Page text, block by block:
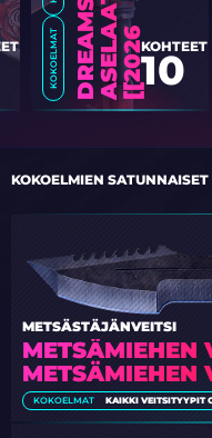
KOKOELMAT 6
]KOHTEET
10
METSÄMIEHEN
METSÄMIEHEN
METSÄSTÄJÄNVEITSI
KOKOELMAT KAIKKI VEITSITYYPIT